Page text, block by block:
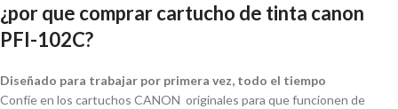
¿por que comprar cartucho de tinta canon
PFI-102C?
Diseñado para trabajar por primera vez, todo el tiempo
Confíe en los cartuchos CANON originales para que funcionen de